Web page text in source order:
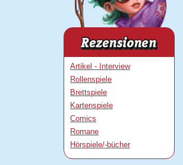
Artikel - Interview
Rollenspiele
Brettspiele
Kartenspiele
Comics
Romane
Hörspiele/-bücher